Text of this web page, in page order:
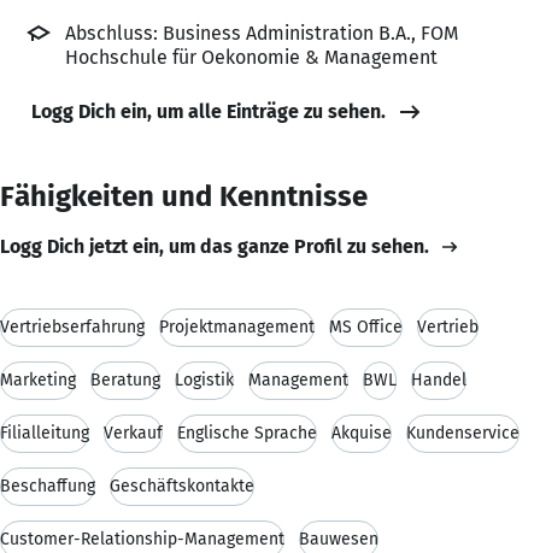
Abschluss: Business Administration B.A., FOM
Hochschule für Oekonomie & Management
Logg Dich ein, um alle Einträge zu sehen.
Fähigkeiten und Kenntnisse
Logg Dich jetzt ein, um das ganze Profil zu sehen.
Vertriebserfahrung Projektmanagement MS Office Vertrieb
Marketing Beratung Logistik Management BWL Handel
Filialleitung Verkauf Englische Sprache Akquise Kundenservice
Beschaffung Geschäftskontakte
Customer-Relationship-Management Bauwesen